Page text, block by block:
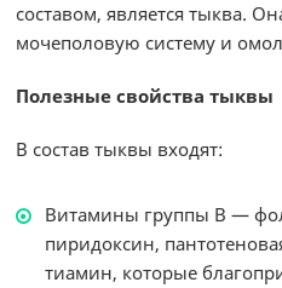
составом, является тыква.
мочеполовую систему и
Полезные свойства тыквы
В состав тыквы входят:
Витамины группы В —
пиридоксин,
тиамин, которые